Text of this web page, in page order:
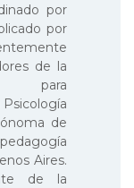
por
por
de la
para
de
Aires.
de la